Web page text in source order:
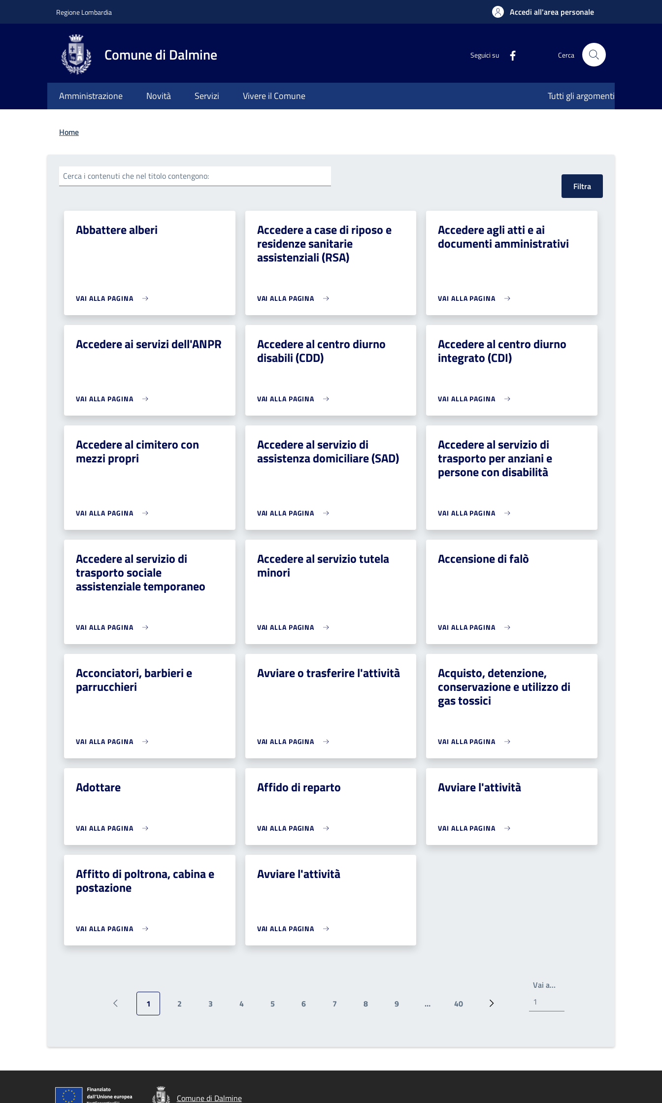
Regione Lombardia Accedi all'area personale
Comune di Dalmine Seguici su Cerca
Amministrazione Novità Servizi Vivere il Comune Tutti gli argomenti
Briciole di pane
Home
Cerca i contenuti che nel titolo contengono:
Abbattere alberi
VAI ALLA PAGINA
Accedere a case di riposo e
residenze sanitarie
assistenziali (RSA)
VAI ALLA PAGINA
Accedere agli atti e ai
documenti amministrativi
VAI ALLA PAGINA
Accedere ai servizi dell'ANPR
VAI ALLA PAGINA
Accedere al centro diurno
disabili (CDD)
VAI ALLA PAGINA
Accedere al centro diurno
integrato (CDI)
VAI ALLA PAGINA
Accedere al cimitero con
mezzi propri
VAI ALLA PAGINA
Accedere al servizio di
assistenza domiciliare (SAD)
VAI ALLA PAGINA
Accedere al servizio di
trasporto per anziani e
persone con disabilità
VAI ALLA PAGINA
Accedere al servizio di
trasporto sociale
assistenziale temporaneo
VAI ALLA PAGINA
Accedere al servizio tutela
minori
VAI ALLA PAGINA
Accensione di falò
VAI ALLA PAGINA
Acconciatori, barbieri e
parrucchieri
VAI ALLA PAGINA
Avviare o trasferire l'attività
VAI ALLA PAGINA
Acquisto, detenzione,
conservazione e utilizzo di
gas tossici
VAI ALLA PAGINA
Adottare
VAI ALLA PAGINA
Affido di reparto
VAI ALLA PAGINA
Avviare l'attività
VAI ALLA PAGINA
Affitto di poltrona, cabina e
postazione
VAI ALLA PAGINA
Avviare l'attività
VAI ALLA PAGINA
Pagina precedente
Pagina attuale
1
Pagina
2
Pagina
3
Pagina
4
Pagina
5
Pagina
6
Pagina
7
Pagina
8
Pagina
9 …
Ultima pagina
40
Prossima pagina
Vai a…
Comune di Dalmine